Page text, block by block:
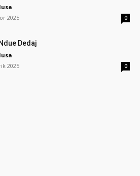
2025
0
Dedaj
2025
0